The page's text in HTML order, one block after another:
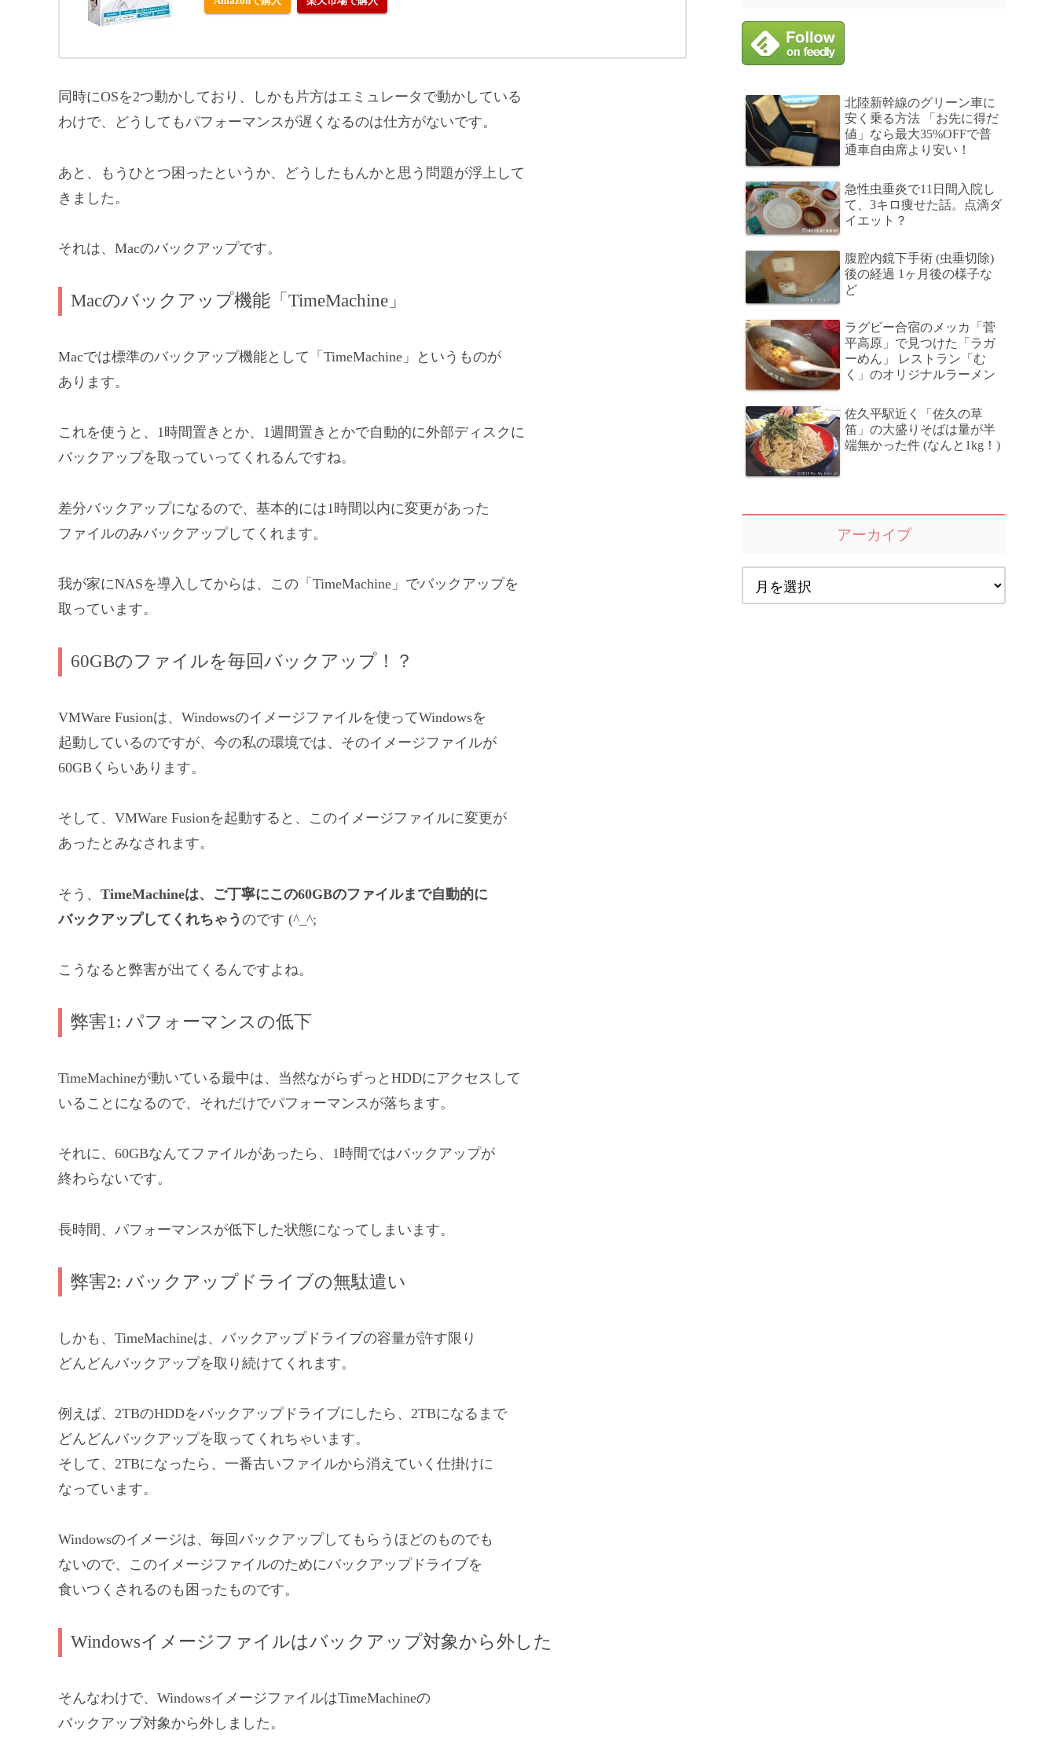
同時にOSを2つ動かしており、しかも片方はエミュレータで動かしている
わけで、どうしてもパフォーマンスが遅くなるのは仕方がないです。
あと、もうひとつ困ったというか、どうしたもんかと思う問題が浮上して
きました。
それは、Macのバックアップです。
Macのバックアップ機能「TimeMachine」
Macでは標準のバックアップ機能として「TimeMachine」というものが
あります。
これを使うと、1時間置きとか、1週間置きとかで自動的に外部ディスクに
バックアップを取っていってくれるんですね。
差分バックアップになるので、基本的には1時間以内に変更があった
ファイルのみバックアップしてくれます。
我が家にNASを導入してからは、この「TimeMachine」でバックアップを
取っています。
60GBのファイルを毎回バックアップ！？
VMWare Fusionは、Windowsのイメージファイルを使ってWindowsを
起動しているのですが、今の私の環境では、そのイメージファイルが
60GBくらいあります。
そして、VMWare Fusionを起動すると、このイメージファイルに変更が
あったとみなされます。
そう、 TimeMachineは、ご丁寧にこの60GBのファイルまで自動的に
バックアップしてくれちゃう のです (^_^;
こうなると弊害が出てくるんですよね。
弊害1: パフォーマンスの低下
TimeMachineが動いている最中は、当然ながらずっとHDDにアクセスして
いることになるので、それだけでパフォーマンスが落ちます。
それに、60GBなんてファイルがあったら、1時間ではバックアップが
終わらないです。
長時間、パフォーマンスが低下した状態になってしまいます。
弊害2: バックアップドライブの無駄遣い
しかも、TimeMachineは、バックアップドライブの容量が許す限り
どんどんバックアップを取り続けてくれます。
例えば、2TBのHDDをバックアップドライブにしたら、2TBになるまで
どんどんバックアップを取ってくれちゃいます。
そして、2TBになったら、一番古いファイルから消えていく仕掛けに
なっています。
Windowsのイメージは、毎回バックアップしてもらうほどのものでも
ないので、このイメージファイルのためにバックアップドライブを
食いつくされるのも困ったものです。
Windowsイメージファイルはバックアップ対象から外した
そんなわけで、WindowsイメージファイルはTimeMachineの
バックアップ対象から外しました。
北陸新幹線のグリーン車に
安く乗る方法 「お先に得だ
値」なら最大35%OFFで普
通車自由席より安い！
急性虫垂炎で11日間入院し
て、3キロ痩せた話。点滴ダ
イエット？
腹腔内鏡下手術 (虫垂切除)
後の経過 1ヶ月後の様子な
ど
ラグビー合宿のメッカ「菅
平高原」で見つけた「ラガ
ーめん」 レストラン「む
く」のオリジナルラーメン
佐久平駅近く「佐久の草
笛」の大盛りそばは量が半
端無かった件 (なんと1kg！)
アーカイブ